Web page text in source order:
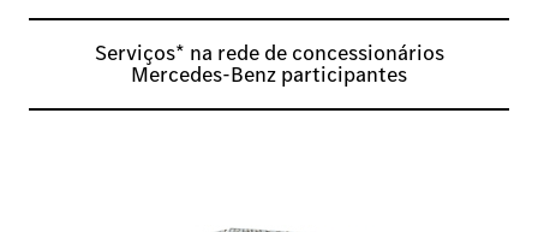
Serviços* na rede de concessionários
Mercedes-Benz participantes